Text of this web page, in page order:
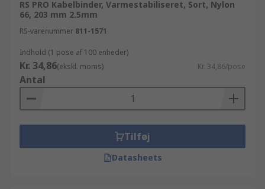
RS PRO Kabelbinder, Varmestabiliseret, Sort, Nylon
66, 203 mm 2.5mm
RS-varenummer 811-1571
Indhold (1 pose af 100 enheder)
Kr. 34,86(ekskl. moms) Kr. 34,86/pose
Antal
Tilføj
Datasheets